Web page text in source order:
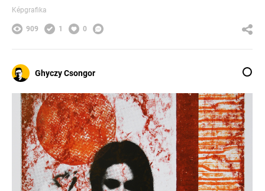
Képgrafika
909 1 0
Ghyczy Csongor